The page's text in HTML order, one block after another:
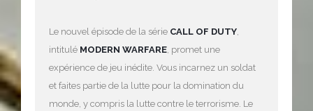
Le nouvel épisode de la série CALL OF DUTY
intitulé MODERN WARFARE , promet une
expérience de jeu inédite. Vous incarnez un soldat
et faites partie de la lutte pour la domination du
monde, y compris la lutte contre le terrorisme. Le